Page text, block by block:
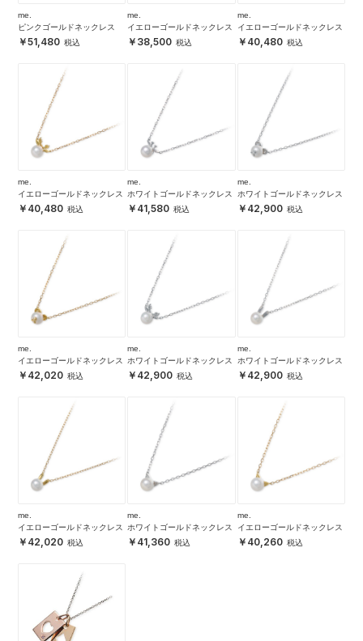
me.
ピンクゴールドネックレス
51,480
me.
イエローゴールドネックレス
38,500
me.
イエローゴールドネックレス
40,480
me.
イエローゴールドネックレス
40,480
me.
ホワイトゴールドネックレス
41,580
me.
ホワイトゴールドネックレス
42,900
me.
イエローゴールドネックレス
42,020
me.
ホワイトゴールドネックレス
42,900
me.
ホワイトゴールドネックレス
42,900
me.
イエローゴールドネックレス
42,020
me.
ホワイトゴールドネックレス
41,360
me.
イエローゴールドネックレス
40,260